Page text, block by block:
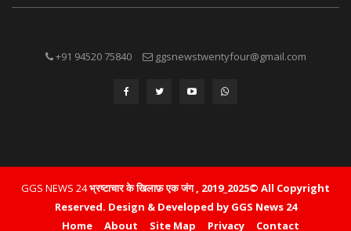
+91 94520 75840 ggsnewstwentyfour@gmail.com
GGS NEWS 24भ्रष्टाचार के खिलाफ़ एक जंग , 2019_2025© All Copyright
Reserved. Design & Developed by GGS News 24
Home
About Site Map Privacy Contact